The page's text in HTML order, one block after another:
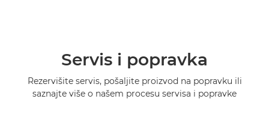
Servis i popravka
Rezervišite servis, pošaljite proizvod na popravku ili
saznajte više o našem procesu servisa i popravke